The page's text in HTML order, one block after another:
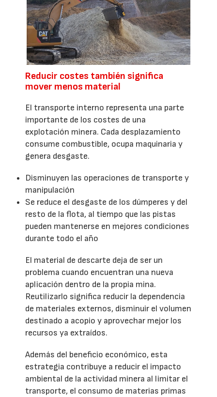
Reducir costes también significa
mover menos material
El transporte interno representa una parte
importante de los costes de una
explotación minera. Cada desplazamiento
consume combustible, ocupa maquinaria y
genera desgaste.
Disminuyen las operaciones de transporte y
manipulación
Se reduce el desgaste de los dúmperes y del
resto de la flota, al tiempo que las pistas
pueden mantenerse en mejores condiciones
durante todo el año
El material de descarte deja de ser un
problema cuando encuentran una nueva
aplicación dentro de la propia mina.
Reutilizarlo significa reducir la dependencia
de materiales externos, disminuir el volumen
destinado a acopio y aprovechar mejor los
recursos ya extraídos.
Además del beneficio económico, esta
estrategia contribuye a reducir el impacto
ambiental de la actividad minera al limitar el
transporte, el consumo de materias primas